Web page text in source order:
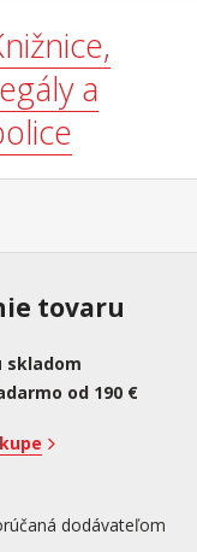
a
tovaru
skladom
od 190 €
dodávateľom